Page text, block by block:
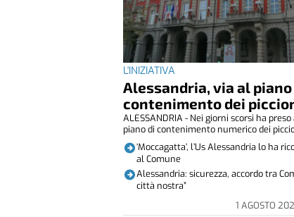
L'INIZIATIVA
Alessandria, via al piano
contenimento dei
1 AGOSTO
ALESSANDRIA - Nei giorni scorsi ha
piano di contenimento numerico dei
‘Moccagatta’, l’Us Alessandria lo ha
al Comune
Alessandria: sicurezza, accordo tra
città nostra”